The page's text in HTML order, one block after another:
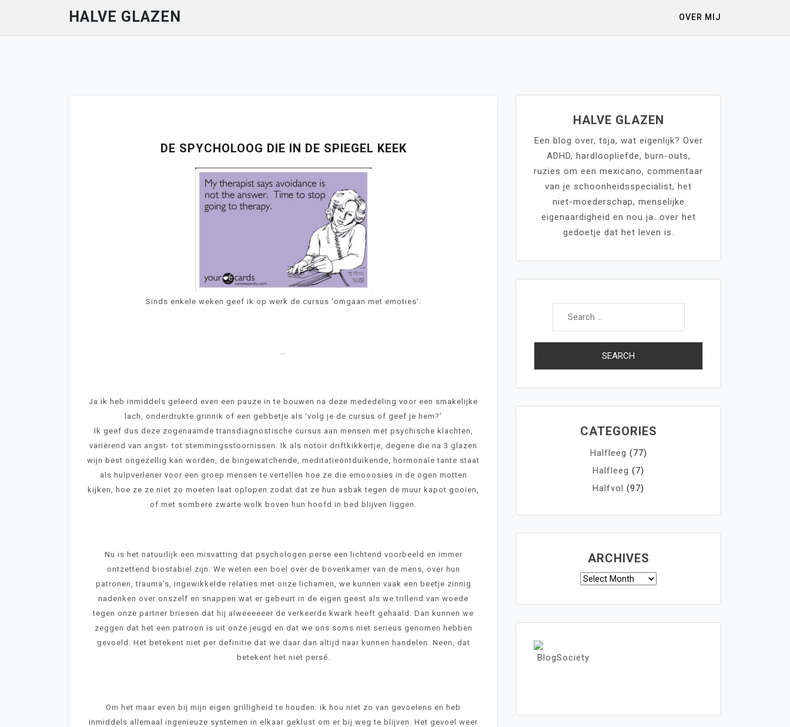
content
HALVE GLAZEN OVER MIJ
DE SPYCHOLOOG DIE IN DE SPIEGEL KEEK
Sinds enkele weken geef ik op werk de cursus ‘omgaan met emoties’.
Ja ik heb inmiddels geleerd even een pauze in te bouwen na deze mededeling voor een smakelijke
lach, onderdrukte grinnik of een gebbetje als ‘volg je de cursus of geef je hem?’
Ik geef dus deze zogenaamde transdiagnostische cursus aan mensen met psychische klachten,
variërend van angst- tot stemmingsstoornissen. Ik als notoir driftkikkertje, degene die na 3 glazen
wijn best ongezellig kan worden, de bingewatchende, meditatieontduikende, hormonale tante staat
als hulpverlener voor een groep mensen te vertellen hoe ze die emooosies in de ogen motten
kijken, hoe ze ze niet zo moeten laat oplopen zodat dat ze hun asbak tegen de muur kapot gooien,
of met sombere zwarte wolk boven hun hoofd in bed blijven liggen.
Nu is het natuurlijk een misvatting dat psychologen perse een lichtend voorbeeld en immer
ontzettend biostabiel zijn. We weten een boel over de bovenkamer van de mens, over hun
patronen, trauma’s, ingewikkelde relaties met onze lichamen, we kunnen vaak een beetje zinnig
nadenken over onszelf en snappen wat er gebeurt in de eigen geest als we trillend van woede
tegen onze partner briesen dat hij alweeeeeer de verkeerde kwark heeft gehaald. Dan kunnen we
zeggen dat het een patroon is uit onze jeugd en dat we ons soms niet serieus genomen hebben
gevoeld. Het betekent niet per definitie dat we daar dan altijd naar kunnen handelen. Neen, dat
betekent het niet persé.
Om het maar even bij mijn eigen grilligheid te houden: ik hou niet zo van gevoelens en heb
inmiddels allemaal ingenieuze systemen in elkaar geklust om er bij weg te blijven. Het gevoel weer
HALVE GLAZEN
Een blog over, tsja, wat eigenlijk? Over
ADHD, hardloopliefde, burn-outs,
ruzies om een mexicano, commentaar
van je schoonheidsspecialist, het
niet-moederschap, menselijke
eigenaardigheid en nou ja…over het
gedoetje dat het leven is.
Search
CATEGORIES
Halfleeg (77)
Halfleeg (7)
Halfvol (97)
ARCHIVES
Archives